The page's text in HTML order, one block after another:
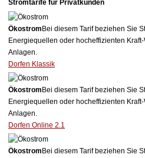
Stromtarife für Privatkunden
Ökostrom Bei diesem Tarif beziehen Sie
Energiequellen oder hocheffizienten
Anlagen.
Dorfen Klassik
Ökostrom Bei diesem Tarif beziehen Sie
Energiequellen oder hocheffizienten
Anlagen.
Dorfen Online 2.1
Ökostrom Bei diesem Tarif beziehen Sie